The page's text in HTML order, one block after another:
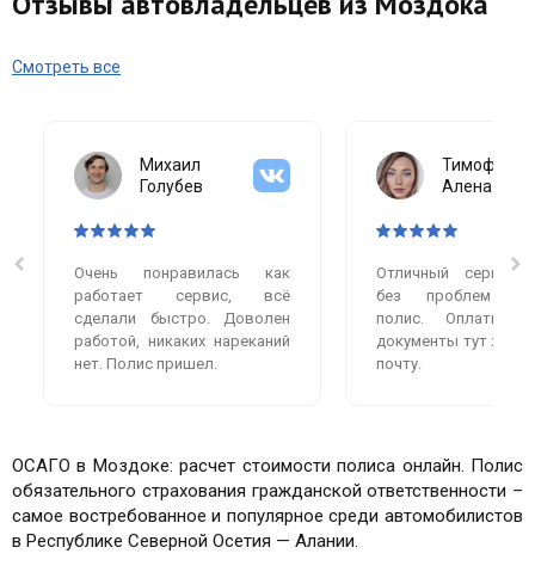
Смотреть все
Михаил
Голубев
Очень понравилась как
работает сервис, всё
сделали быстро. Доволен
работой, никаких нареканий
нет. Полис пришел.
Тимофеева
Алена
Отличный сервис.
без проблем
полис.
документы тут же
почту.
ОСАГО в Моздоке: расчет стоимости полиса онлайн. Полис
обязательного страхования гражданской ответственности –
самое востребованное и популярное среди автомобилистов
в Республике Северной Осетия — Алании.